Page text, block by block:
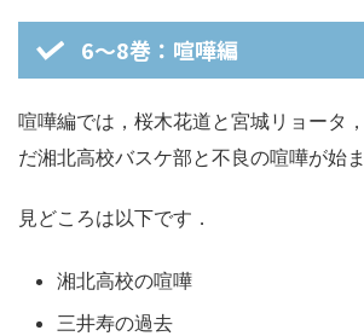
6～8巻：喧嘩編
喧嘩編では，桜木花道と宮城リョータ
だ湘北高校バスケ部と不良の喧嘩が始
見どころは以下です．
湘北高校の喧嘩
三井寿の過去